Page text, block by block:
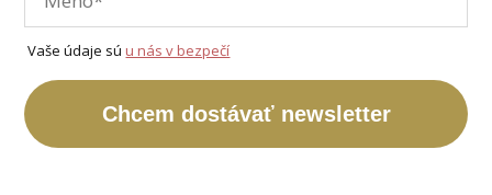
Vaše údaje súu nás v bezpečí
Chcem dostávať newsletter